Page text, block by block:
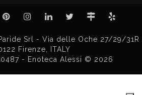
Srl - Via delle Oche 27/29/31R
Firenze, ITALY
- Enoteca Alessi © 2026